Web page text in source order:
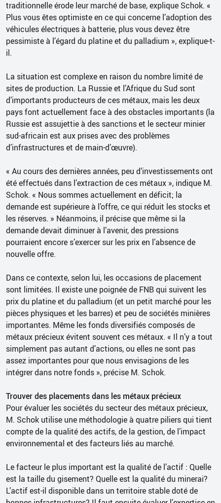
traditionnelle érode leur marché de base, explique Schok. «
Plus vous êtes optimiste en ce qui concerne l’adoption des
véhicules électriques à batterie, plus vous devez être
pessimiste à l’égard du platine et du palladium », explique-t-
il.
La situation est complexe en raison du nombre limité de
sites de production. La Russie et l’Afrique du Sud sont
d’importants producteurs de ces métaux, mais les deux
pays font actuellement face à des obstacles importants (la
Russie est assujettie à des sanctions et le secteur minier
sud-africain est aux prises avec des problèmes
d’infrastructures et de main-d’œuvre).
« Au cours des dernières années, peu d’investissements ont
été effectués dans l’extraction de ces métaux », indique M.
Schok. « Nous sommes actuellement en déficit; la
demande est supérieure à l’offre, ce qui réduit les stocks et
les réserves. » Néanmoins, il précise que même si la
demande devait diminuer à l’avenir, des pressions
pourraient encore s’exercer sur les prix en l’absence de
nouvelle offre.
Dans ce contexte, selon lui, les occasions de placement
sont limitées. Il existe une poignée de FNB qui suivent les
prix du platine et du palladium (et un petit marché pour les
pièces physiques et les barres) et peu de sociétés minières
importantes. Même les fonds diversifiés composés de
métaux précieux évitent souvent ces métaux. « Il n’y a tout
simplement pas autant d’actions, ou elles ne sont pas
assez importantes pour que nous envisagions de les
intégrer dans notre fonds », précise M. Schok.
Trouver des placements dans les métaux précieux
Pour évaluer les sociétés du secteur des métaux précieux,
M. Schok utilise une méthodologie à quatre piliers qui tient
compte de la qualité des actifs, de la gestion, de l’impact
environnemental et des facteurs liés au marché.
Le facteur le plus important est la qualité de l’actif : Quelle
est la taille du gisement? Quelle est la qualité du minerai?
L’actif est-il disponible dans un territoire stable doté de